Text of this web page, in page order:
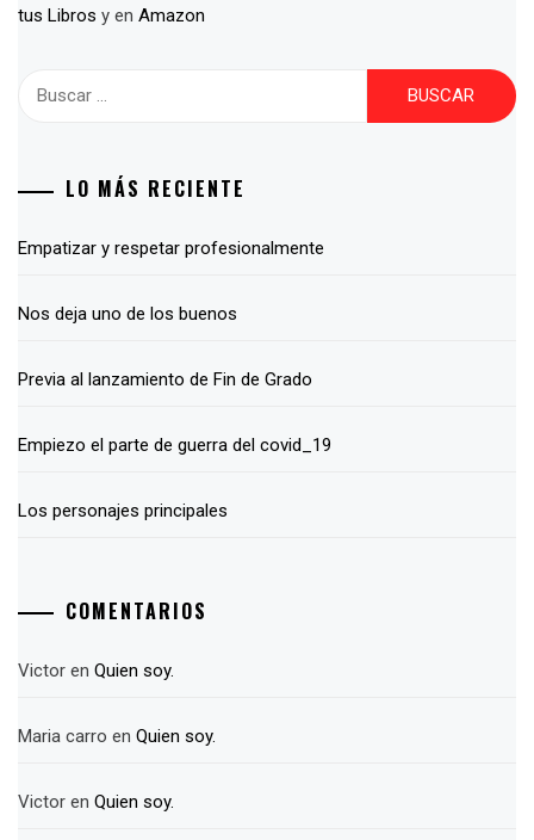
tus Libros y en Amazon
LO MÁS RECIENTE
Empatizar y respetar profesionalmente
Nos deja uno de los buenos
Previa al lanzamiento de Fin de Grado
Empiezo el parte de guerra del covid_19
Los personajes principales
COMENTARIOS
Victor en Quien soy.
Maria carro en Quien soy.
Victor en Quien soy.